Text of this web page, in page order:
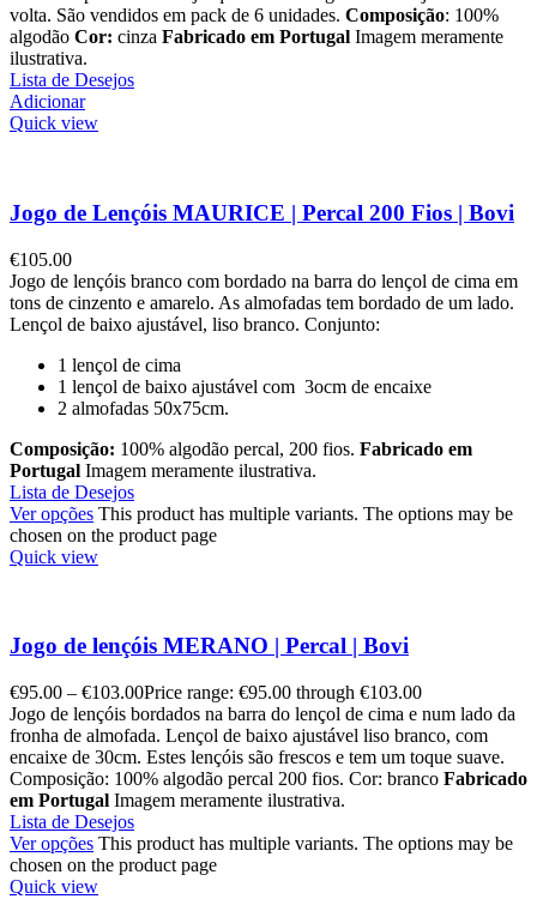
volta. São vendidos em pack de 6 unidades. Composição: 100%
algodão Cor: cinza Fabricado em Portugal Imagem meramente
ilustrativa.
Lista de Desejos
Adicionar
Quick view
Jogo de Lençóis MAURICE | Percal 200 Fios | Bovi
€105.00
Jogo de lençóis branco com bordado na barra do lençol de cima em
tons de cinzento e amarelo. As almofadas tem bordado de um lado.
Lençol de baixo ajustável, liso branco. Conjunto:
1 lençol de cima
1 lençol de baixo ajustável com 3ocm de encaixe
2 almofadas 50x75cm.
Composição: 100% algodão percal, 200 fios. Fabricado em
Portugal Imagem meramente ilustrativa.
Lista de Desejos
Ver opções This product has multiple variants. The options may be
chosen on the product page
Quick view
Jogo de lençóis MERANO | Percal | Bovi
€95.00 – €103.00Price range: €95.00 through €103.00
Jogo de lençóis bordados na barra do lençol de cima e num lado da
fronha de almofada. Lençol de baixo ajustável liso branco, com
encaixe de 30cm. Estes lençóis são frescos e tem um toque suave.
Composição: 100% algodão percal 200 fios. Cor: branco Fabricado
em Portugal Imagem meramente ilustrativa.
Lista de Desejos
Ver opções This product has multiple variants. The options may be
chosen on the product page
Quick view